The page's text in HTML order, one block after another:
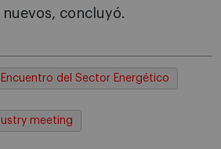
concluyó.
Encuentro del Sector Energético
meeting